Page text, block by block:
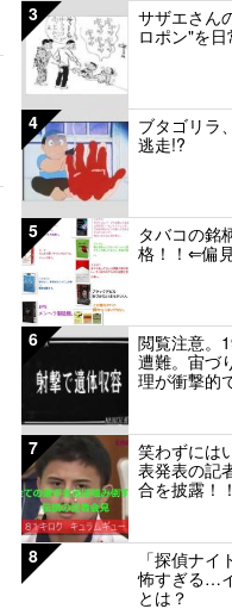
3
サザエさん
ロポン"を
4
ブタゴリラ
逃走!?
5
タバコの銘
格！！⇐偏
6
閲覧注意。
遭難。宙づ
理が衝撃的
7
笑わずには
表発表の記
合を披露！！
8
「探偵ナ
怖すぎる…
とは？